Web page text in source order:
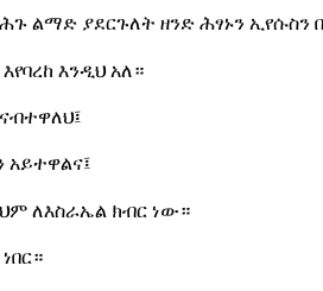
ልማድ ያደርጉለት ዘንድ ሕፃኑን ኢየሱስን
እንዲህ አለ።
ለእስራኤል ክብር ነው።